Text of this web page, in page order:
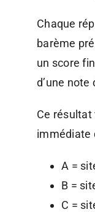
Chaque
barème
un score
d’une note
Ce résultat
immédiate
A =
B =
C =